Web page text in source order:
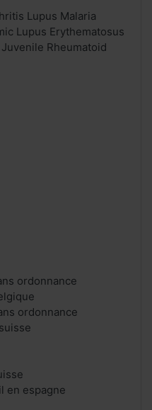
Lupus Malaria
Lupus Erythematosus
Rheumatoid
ordonnance
ordonnance
en espagne